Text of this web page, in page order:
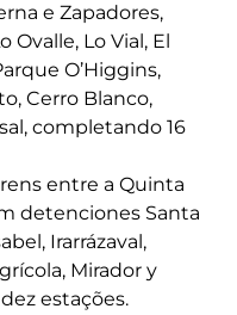
e Zapadores,
Ovalle, Lo Vial, El
O’Higgins,
Cerro Blanco,
completando 16
entre a Quinta
detenciones Santa
Irarrázaval,
Mirador y
estações.